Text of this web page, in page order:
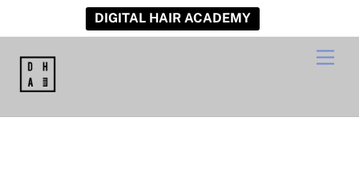
DIGITAL HAIR ACADEMY
content